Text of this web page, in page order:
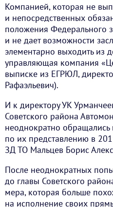
Компанией, которая не
и непосредственных
положения Федерального
и не дает возможности
элементарно выходить из
управляющая компания
выписке из ЕГРЮЛ,
Рафаэльевич).
И к директору УК
Советского района
неоднократно
по их представлению в
ЗД ТО Мальцев Борис
После неоднократных
до главы Советского
мера, которая больше
на исполнение своих